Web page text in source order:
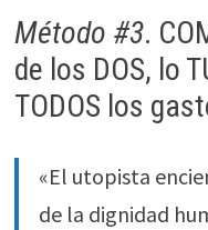
Método #3.
de los DOS, lo
TODOS los
«El utopista
de la dignidad